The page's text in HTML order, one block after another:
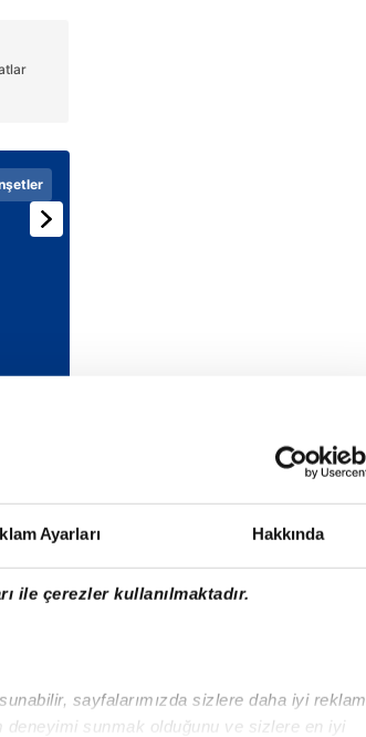
Ayarları Hakkında
ile çerezler kullanılmaktadır.
sayfalarımızda sizlere daha iyi reklam
deneyimi sunmak olduğunu ve sizlere en iyi